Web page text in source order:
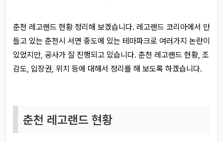
춘천 레고랜드 현황 정리해 보겠습니다. 레고랜드 코리아에서 만
들고 있는 춘천시 서면 중도에 있는 테마파크로 여러가지 논란이
있었지만, 공사가 잘 진행되고 있습니다. 춘천 레고랜드 현황, 조
감도, 입장권, 위치 등에 대해서 정리를 해 보도록 하겠습니다.
춘천 레고랜드 현황